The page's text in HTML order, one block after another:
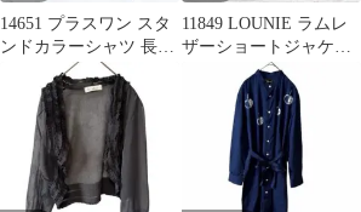
14651 プラスワン スタ
ンドカラーシャツ 長袖
ネイビー M ライトオン⁠
11849 LOUNIE ラムレ
ザーショートジャケッ
ト 薄緑 柔らか M 羽織